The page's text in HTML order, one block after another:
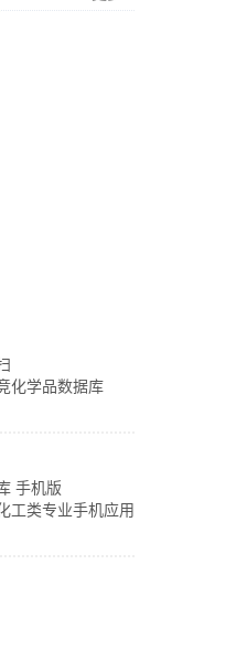
化学品数据库
手机版
工类专业手机应用